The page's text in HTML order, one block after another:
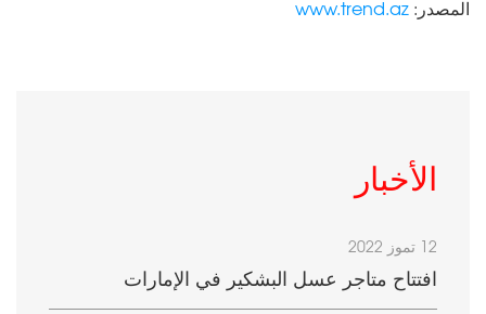
المصدر: www.trend.az
الأخبار
12 تموز 2022
افتتاح متاجر عسل البشكير في الإمارات